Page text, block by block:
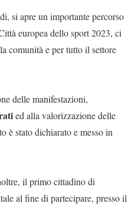
si apre un importante percorso
europea dello sport 2023, ci
comunità e per tutto il settore
delle manifestazioni,
ed alla valorizzazione delle
è stato dichiarato e messo in
il primo cittadino di
al fine di partecipare, presso il